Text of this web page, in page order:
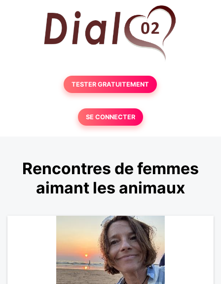
TESTER GRATUITEMENT
SE CONNECTER
Rencontres de femmes
aimant les animaux